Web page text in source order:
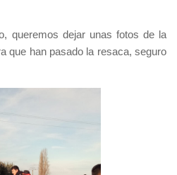
queremos dejar unas fotos de la
que han pasado la resaca, seguro